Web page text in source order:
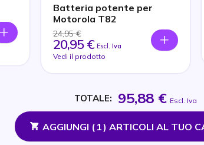
Batteria potente per
Motorola T82
24,95 €
20,95 € Escl. Iva
Vedi il prodotto
TOTALE: 95,88 € Escl. Iva
AGGIUNGI ( 1) ARTICOLI AL TUO